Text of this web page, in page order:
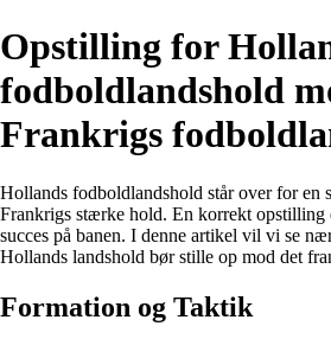
Opstilling for
fodboldlandshold
Frankrigs
Hollands fodboldlandshold står over for en
Frankrigs stærke hold. En korrekt opstilling
succes på banen. I denne artikel vil vi se
Hollands landshold bør stille op mod det
Formation og Taktik